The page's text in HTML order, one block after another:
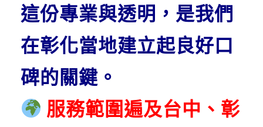
這份專業與透明，是我們
在彰化當地建立起良好口
碑的關鍵。
服務範圍遍及台中、彰